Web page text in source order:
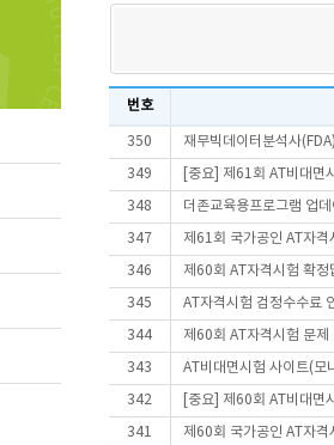
번호
350 재무빅데이터분석사
349 [중요] 제61회 AT비대면
348 더존교육용프로그램 업
347 제61회 국가공인 AT자격
346 제60회 AT자격시험 확정
345 AT자격시험 검정수수료
344 제60회 AT자격시험 문
343 AT비대면시험 사이트(모
342 [중요] 제60회 AT비대면
341 제60회 국가공인 AT자격